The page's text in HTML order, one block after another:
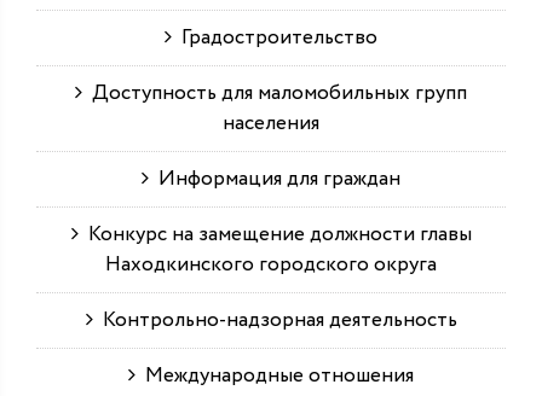
Градостроительство
Доступность для маломобильных групп
населения
Информация для граждан
Конкурс на замещение должности главы
Находкинского городского округа
Контрольно-надзорная деятельность
Международные отношения